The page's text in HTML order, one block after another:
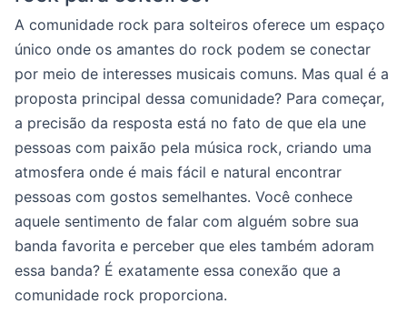
A comunidade rock para solteiros oferece um espaço
único onde os amantes do rock podem se conectar
por meio de interesses musicais comuns. Mas qual é a
proposta principal dessa comunidade? Para começar,
a precisão da resposta está no fato de que ela une
pessoas com paixão pela música rock, criando uma
atmosfera onde é mais fácil e natural encontrar
pessoas com gostos semelhantes. Você conhece
aquele sentimento de falar com alguém sobre sua
banda favorita e perceber que eles também adoram
essa banda? É exatamente essa conexão que a
comunidade rock proporciona.